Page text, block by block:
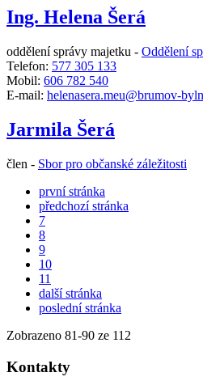
Ing. Helena Šerá
oddělení správy majetku - Oddělení
Telefon: 577 305 133
Mobil: 606 782 540
E-mail: helenasera.meu@brumov-
Jarmila Šerá
člen - Sbor pro občanské záležitosti
první stránka
předchozí stránka
7
8
9
10
11
další stránka
poslední stránka
Zobrazeno 81-90 ze 112
Kontakty